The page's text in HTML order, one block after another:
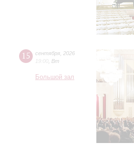
15 сентября 2026
19:00 Вт
Большой зал